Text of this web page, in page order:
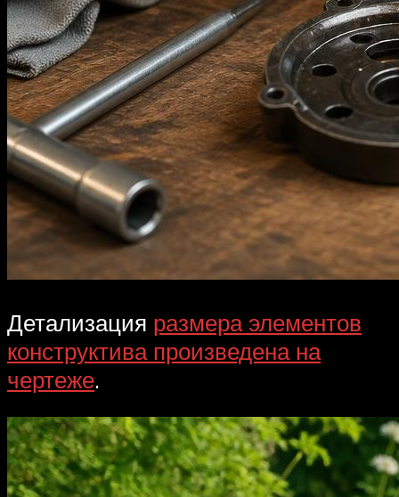
Детализация размера элементов
конструктива произведена на
чертеже.